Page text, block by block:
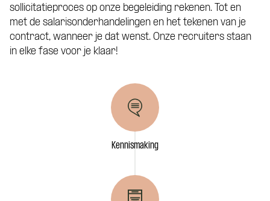
sollicitatieproces op onze begeleiding rekenen. Tot en
met de salarisonderhandelingen en het tekenen van je
contract, wanneer je dat wenst. Onze recruiters staan
in elke fase voor je klaar!
Kennismaking
woord! Je wordt gekoppeld aan een vast
aanspreekpunt tijdens de kennismaking
met CoBuilders.
Telefoonnummer *
Curriculum Vitae (niet verplicht)